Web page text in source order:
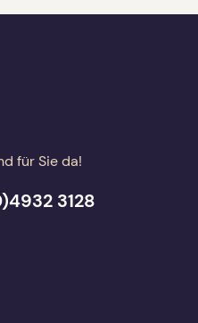
für Sie da!
3128